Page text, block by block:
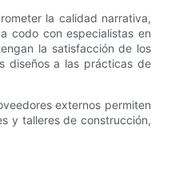
la calidad narrativa,
codo con especialistas en
la satisfacción de los
diseños a las prácticas de
externos permiten
y talleres de construcción,